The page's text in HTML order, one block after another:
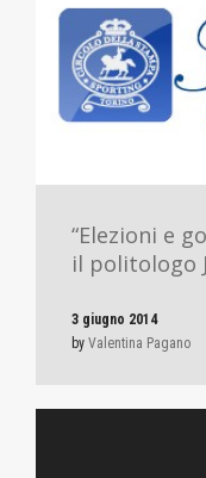
“Elezioni e
il politologo
3 giugno 2014
by Valentina Pagano